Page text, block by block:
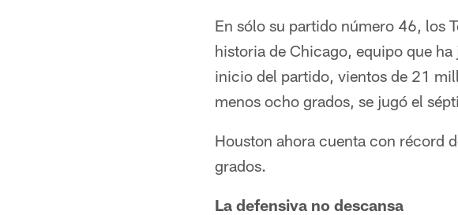
En sólo su partido número 46, los
historia de Chicago, equipo que
inicio del partido, vientos de 21
menos ocho grados, se jugó el
Houston ahora cuenta con récord
grados.
La defensiva no descansa